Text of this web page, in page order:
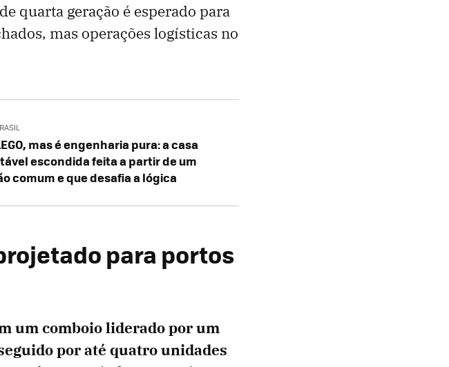
quarta geração é esperado para
mas operações logísticas no
mas é engenharia pura: a casa
escondida feita a partir de um
comum e que desafia a lógica
para portos
um comboio liderado por um
por até quatro unidades